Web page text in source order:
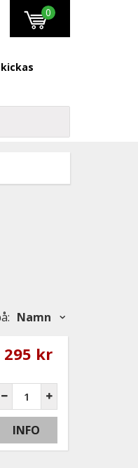
0
: Namn
295 kr
INFO